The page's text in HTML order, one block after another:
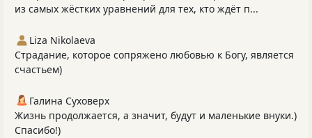
из самых жёстких уравнений для тех, кто ждёт п...
Liza Nikolaeva
Страдание, которое сопряжено любовью к Богу, является
счастьем)
Галина Суховерх
Жизнь продолжается, а значит, будут и маленькие внуки.)
Спасибо!)